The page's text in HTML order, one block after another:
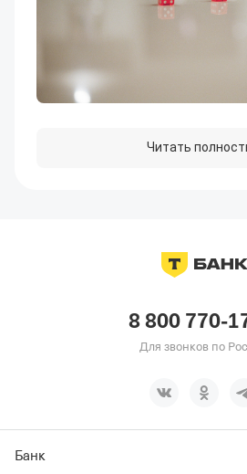
Читать
8 800 770-
Для звонков по
Банк